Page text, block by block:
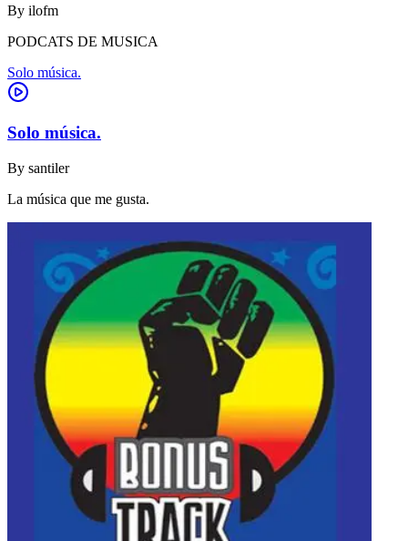
By ilofm
PODCATS DE MUSICA
Solo música.
Solo música.
By santiler
La música que me gusta.